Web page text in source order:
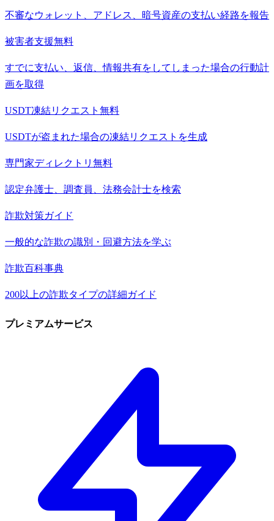
不審なウォレット、アドレス、暗号資産の支払い経路を報告
被害者支援無料
すでに支払い、返信、情報共有をしてしまった場合の行動計
画を取得
USDT凍結リクエスト 無料
USDTが盗まれた場合の凍結リクエストを生成
専門家ディレクトリ 無料
認定弁護士、調査員、法務会計士を検索
詐欺対策ガイド
一般的な詐欺の識別・回避方法を学ぶ
詐欺百科事典
200以上の詐欺タイプの詳細ガイド
プレミアムサービス